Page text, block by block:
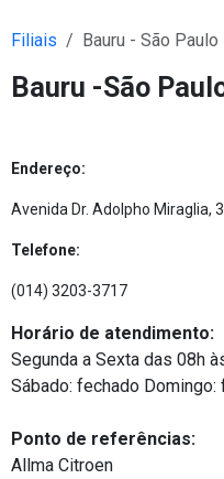
Filiais Bauru - São Paulo
Bauru -São
Endereço:
Avenida Dr. Adolpho Miraglia,
Telefone:
(014) 3203-3717
Horário de atendimento:
Segunda a Sexta das 08h
Sábado: fechado Domingo:
Ponto de referências:
Allma Citroen